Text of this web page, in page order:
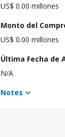
US$ 0.00 millones
Monto del
US$ 0.00 millones
Última Fecha de
N/A
Notes